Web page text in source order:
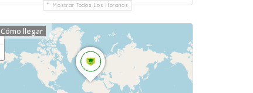
Mostrar Todos Los Horarios
Cómo llegar